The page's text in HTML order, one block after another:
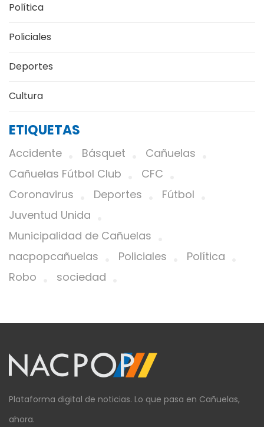
Política
Policiales
Deportes
Cultura
ETIQUETAS
Accidente Básquet
Cañuelas
Cañuelas Fútbol Club
CFC
Coronavirus
Deportes
Fútbol
Juventud Unida
Municipalidad de Cañuelas
nacpopcañuelas
Policiales
Política
Robo
sociedad
Plataforma digital de noticias. Lo que pasa en Cañuelas,
ahora.